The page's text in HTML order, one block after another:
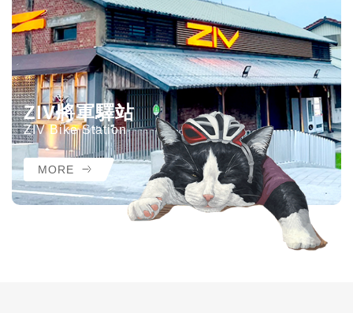
ZIV將軍驛站
ZIV Bike Station
MORE